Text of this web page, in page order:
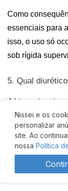
Como
essenciais para
isso, o uso só
sob rígida
5. Qual
A hiponatremia,
diuréticos
etc.).
Esse efeito
Nissei e os
personalizar
site. Ao
nossa Política